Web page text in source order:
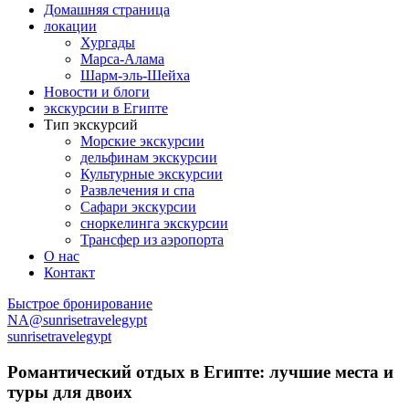
Домашняя страница
локации
Хургады
Марса-Алама
Шарм-эль-Шейха
Новости и блоги
экскурсии в Египте
Тип экскурсий
Морские экскурсии
дельфинам экскурсии
Культурные экскурсии
Развлечения и спа
Сафари экскурсии
сноркелинга экскурсии
Трансфер из аэропорта
О нас
Контакт
Быстрое бронирование
NA@sunrisetravelegypt
sunrisetravelegypt
Романтический отдых в Египте: лучшие места и
туры для двоих